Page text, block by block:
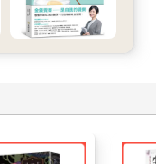
子。最終，首富以數
起伏，不輸一部警匪
地知名度這麼高，但
5點多自己開車出門，
然一點防備都沒有，